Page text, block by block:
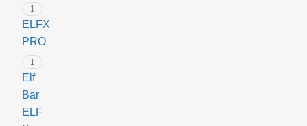
1
ELFX
PRO
1
Elf
Bar
ELF